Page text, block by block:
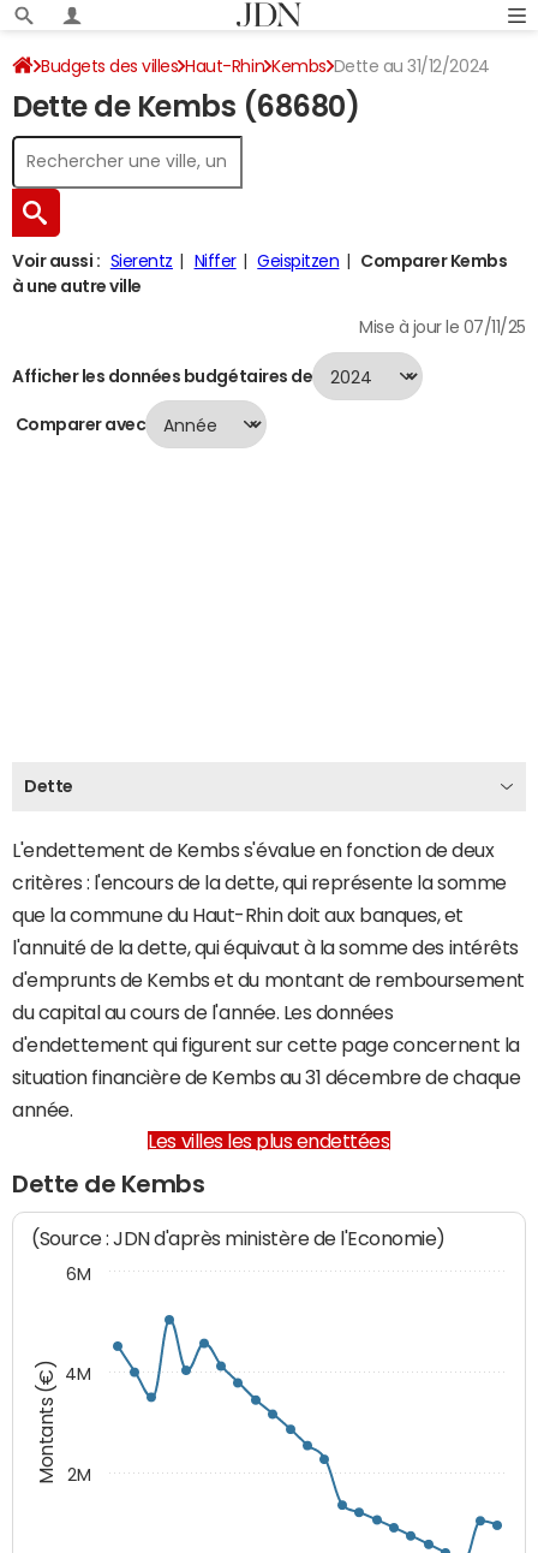
Budgets des villes Haut-Rhin Kembs Dette au 31/12/2024
Dette de Kembs (68680)
Voir aussi : Sierentz Niffer Geispitzen
Comparer Kembs
à une autre ville
Mise à jour le 07/11/25
Afficher les données budgétaires de
Comparer avec
Dette
L'endettement de Kembs s'évalue en fonction de deux
critères : l'encours de la dette, qui représente la somme
que la commune du Haut-Rhin doit aux banques, et
l'annuité de la dette, qui équivaut à la somme des intérêts
d'emprunts de Kembs et du montant de remboursement
du capital au cours de l'année. Les données
d'endettement qui figurent sur cette page concernent la
situation financière de Kembs au 31 décembre de chaque
année.
Les villes les plus endettées
Dette de Kembs
Montants (€)
(Source : JDN d'après ministère de l'Economie)
2M
4M
6M